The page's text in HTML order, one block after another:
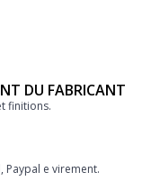
DU FABRICANT
finitions.
Paypal e virement.